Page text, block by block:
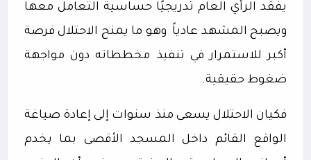
يفقد الرأي العام تدريجيًا حساسية التعامل معها
ويصبح المشهد عادياً وهو ما يمنح الاحتلال فرصة
أكبر للاستمرار في تنفيذ مخططاته دون مواجهة
ضغوط حقيقية.
فكيان الاحتلال يسعى منذ سنوات إلى إعادة صياغة
الواقع القائم داخل المسجد الأقصى بما يخدم